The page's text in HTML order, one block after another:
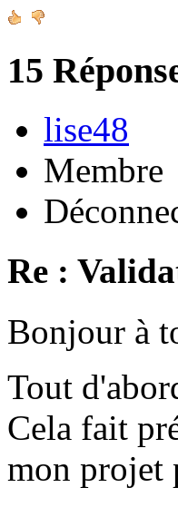
15
lise48
Membre
Re :
Bonjour à
Tout
Cela fait
mon projet